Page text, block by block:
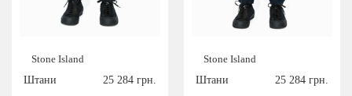
Stone Island
Штани
25 284 грн.
Stone Island
Штани
25 284 грн.